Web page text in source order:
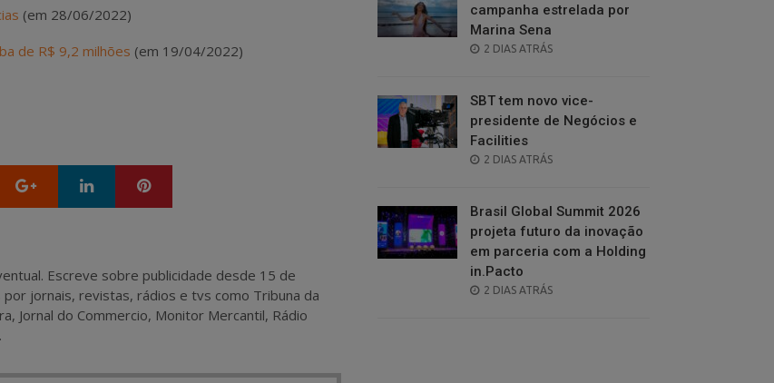
(em 28/06/2022)
de R$ 9,2 milhões (em 19/04/2022)
Google+ LinkedIn
Escreve sobre publicidade desde 15 de
jornais, revistas, rádios e tvs como Tribuna da
Jornal do Commercio, Monitor Mercantil, Rádio
campanha estrelada por
Marina Sena
POSTED
2 DIAS ATRÁS
SBT tem novo vice-
presidente de Negócios e
Facilities
POSTED
2 DIAS ATRÁS
Brasil Global Summit 2026
projeta futuro da inovação
em parceria com a Holding
in.Pacto
POSTED
2 DIAS ATRÁS